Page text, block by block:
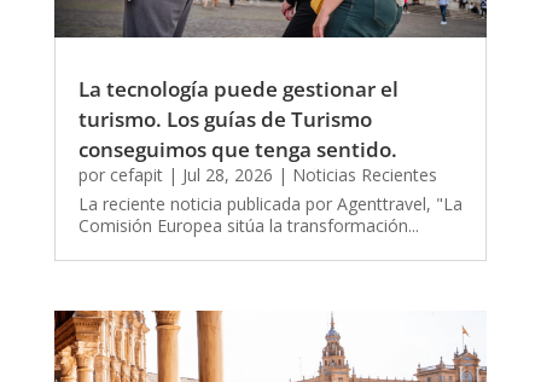
La tecnología puede gestionar el
turismo. Los guías de Turismo
conseguimos que tenga sentido.
por cefapit| Jul 28, 2026 | Noticias Recientes
La reciente noticia publicada por Agenttravel, "La
Comisión Europea sitúa la transformación...